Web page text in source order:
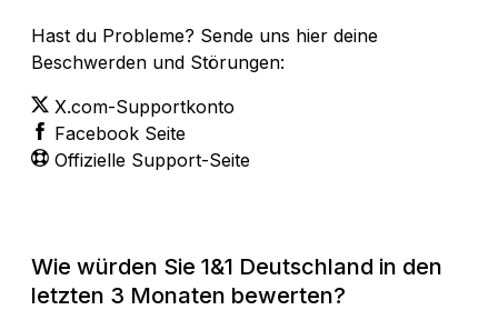
Hast du Probleme? Sende uns hier deine
Beschwerden und Störungen:
X.com-Supportkonto
Facebook Seite
Offizielle Support-Seite
Wie würden Sie 1&1 Deutschland in den
letzten 3 Monaten bewerten?